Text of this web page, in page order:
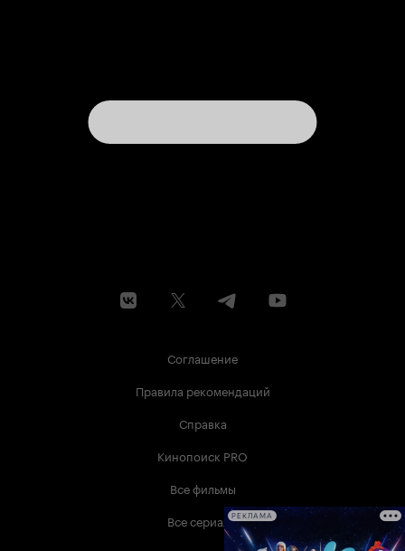
Соглашение
Правила рекомендаций
Справка
Кинопоиск PRO
Все фильмы
Все сериалыРЕКЛАМА